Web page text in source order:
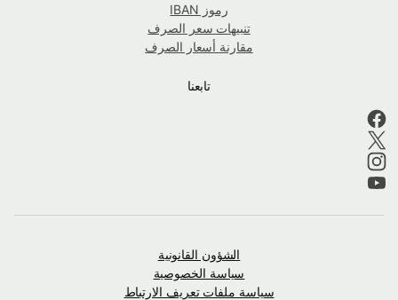
رموز IBAN
تنبيهات سعر الصرف
مقارنة أسعار الصرف
تابعنا
الشؤون القانونية
سياسة الخصوصية
سياسة ملفات تعريف الارتباط